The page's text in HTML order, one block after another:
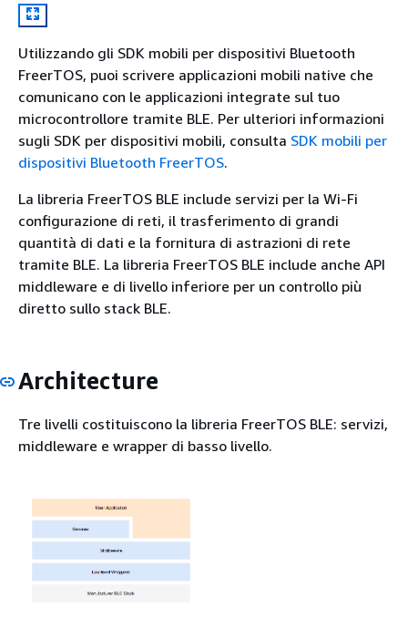
Utilizzando gli SDK mobili per dispositivi Bluetooth
FreerTOS, puoi scrivere applicazioni mobili native che
comunicano con le applicazioni integrate sul tuo
microcontrollore tramite BLE. Per ulteriori informazioni
sugli SDK per dispositivi mobili, consulta SDK mobili per
dispositivi Bluetooth FreerTOS.
La libreria FreerTOS BLE include servizi per la Wi-Fi
configurazione di reti, il trasferimento di grandi
quantità di dati e la fornitura di astrazioni di rete
tramite BLE. La libreria FreerTOS BLE include anche API
middleware e di livello inferiore per un controllo più
diretto sullo stack BLE.
Architecture
Tre livelli costituiscono la libreria FreerTOS BLE: servizi,
middleware e wrapper di basso livello.